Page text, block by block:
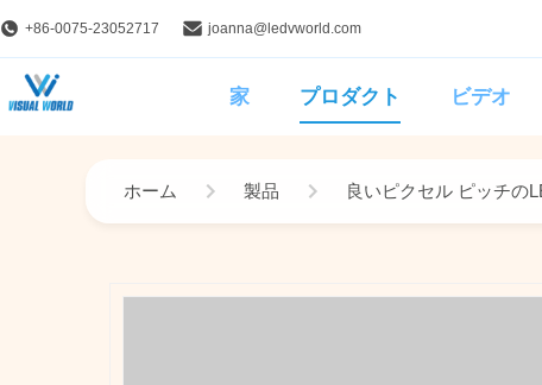
+86-0075-23052717 joanna@ledvworld.com
家 プロダクト ビデオ
ホーム 製品 良いピクセル ピッチの